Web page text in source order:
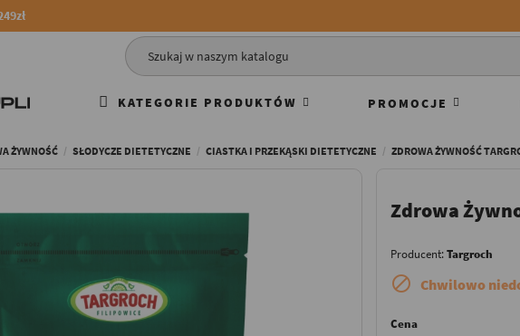
KATEGORIE PRODUKTÓW PROMOCJE
ŻYWNOŚĆ SŁODYCZE DIETETYCZNE CIASTKA I PRZEKĄSKI DIETETYCZNE ZDROWA ŻYWNOŚĆ
Zdrowa
Producent:Targroch
 Chwilowo
Cena